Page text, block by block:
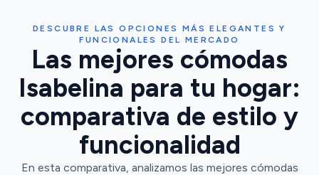
DESCUBRE LAS OPCIONES MÁS ELEGANTES Y
FUNCIONALES DEL MERCADO
Las mejores cómodas
Isabelina para tu hogar:
comparativa de estilo y
funcionalidad
En esta comparativa, analizamos las mejores cómodas